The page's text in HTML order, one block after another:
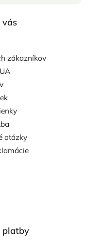
vás
zákazníkov
otázky
platby